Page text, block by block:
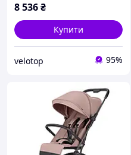
8 536₴
Купити
velotop 95%